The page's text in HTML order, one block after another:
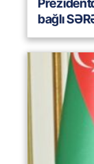
bağlı